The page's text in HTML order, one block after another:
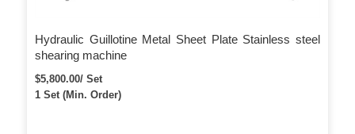
Hydraulic Guillotine Metal Sheet Plate Stainless steel
shearing machine
$5,800.00/ Set
1 Set (Min. Order)